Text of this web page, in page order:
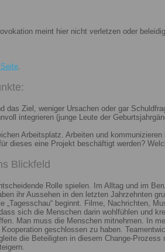
meint hier nicht verletzen oder
.
das Ziel, weniger Ursachen oder gar
integrieren (junge Leute der
Arbeitsplatz. Arbeiten und
dieses eine Projekt beschäftigt werden?
Blickfeld
Rolle spielen. Im Alltag und im
ihr Aussehen in den letzten Jahrzehnten
beginnt. Filme, Nachrichten,
sich die Menschen darin wohlfühlen und
Man muss die Menschen mitnehmen. In
Kooperation geschlossen zu haben.
die Beteiligten in diesem Change-